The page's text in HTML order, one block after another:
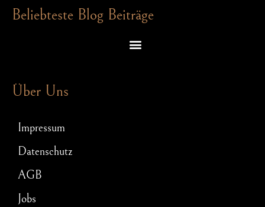
Beliebteste Blog Beiträge
Über Uns
Impressum
Datenschutz
AGB
Jobs